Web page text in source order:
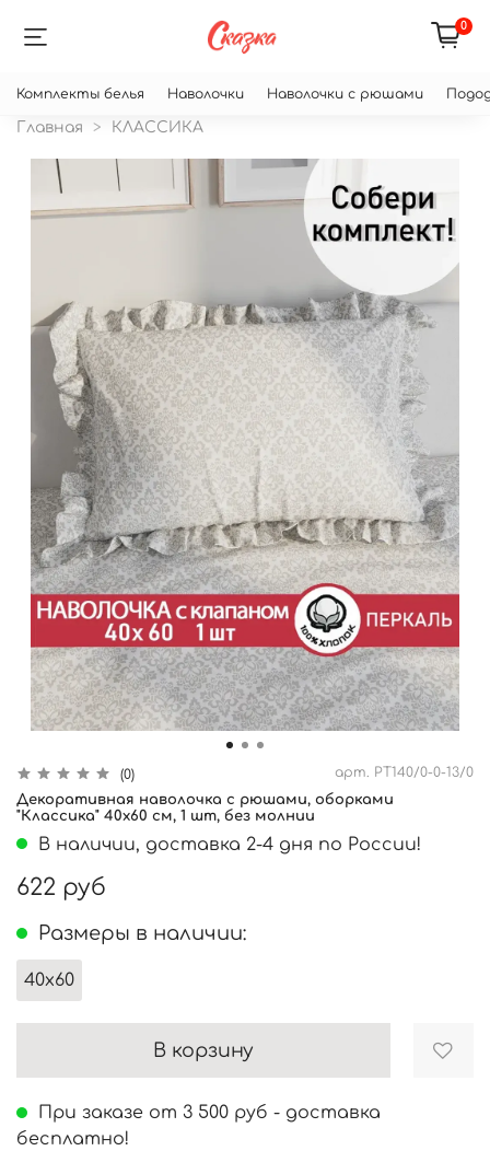
0
Комплекты белья Наволочки Наволочки с рюшами
Главная КЛАССИКА
(0) арт. PT140/0-0-13/0
Декоративная наволочка с рюшами, оборками
"Классика" 40х60 см, 1 шт, без молнии
В наличии, доставка 2-4 дня по России!
622 руб
Размеры в наличии:
40х60
В корзину
При заказе от 3 500 руб - доставка
бесплатно!